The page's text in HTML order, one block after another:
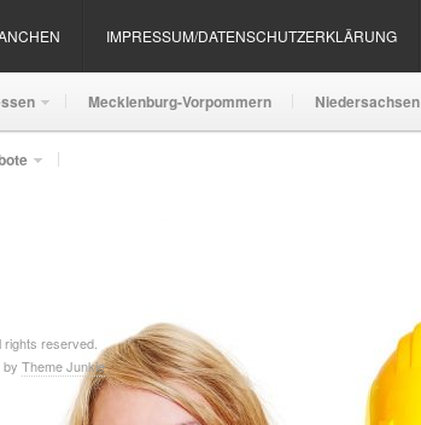
IMPRESSUM/DATENSCHUTZERKLÄRUNG
Mecklenburg-Vorpommern Niedersachsen
rights reserved.
by Theme Junkie